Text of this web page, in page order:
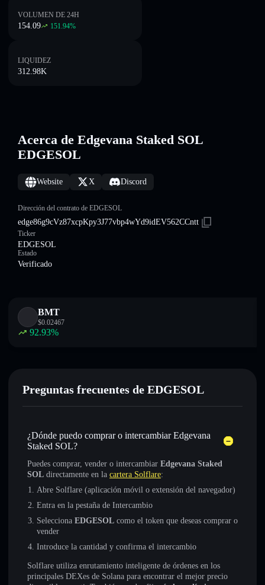
VOLUMEN DE 24H
154.09 151.94%
LIQUIDEZ
312.98K
Acerca de Edgevana Staked SOL
EDGESOL
Website X Discord
Dirección del contrato de EDGESOL
edge86g9cVz87xcpKpy3J77vbp4wYd9idEV562CCntt
Ticker
EDGESOL
Estado
Verificado
BMT
$0.02467
92.93%
Preguntas frecuentes de EDGESOL
¿Dónde puedo comprar o intercambiar Edgevana
Staked SOL?
Puedes comprar, vender o intercambiar Edgevana Staked
SOL directamente en la cartera Solflare:
Abre Solflare (aplicación móvil o extensión del navegador)
Entra en la pestaña de Intercambio
Selecciona EDGESOL como el token que deseas comprar o
vender
Introduce la cantidad y confirma el intercambio
Solflare utiliza enrutamiento inteligente de órdenes en los
principales DEXes de Solana para encontrar el mejor precio